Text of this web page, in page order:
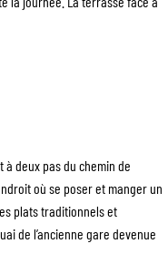
deux pas du chemin de
où se poser et manger un
plats traditionnels et
de l’ancienne gare devenue